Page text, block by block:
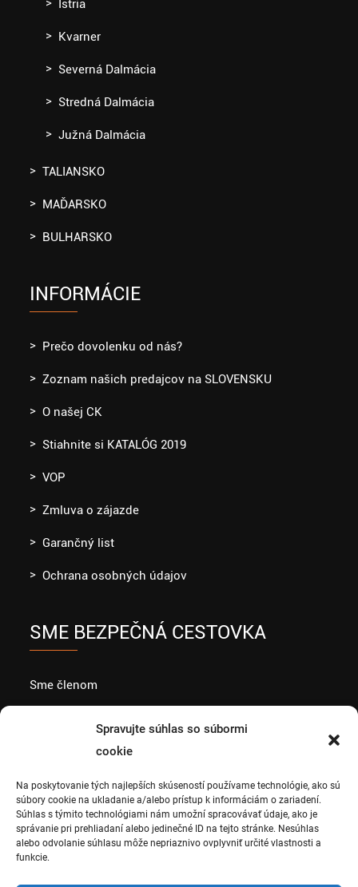
Spravujte súhlas so súbormi
cookie
Na poskytovanie tých najlepších skúseností používame technológie, ako sú
súbory cookie na ukladanie a/alebo prístup k informáciám o zariadení.
Súhlas s týmito technológiami nám umožní spracovávať údaje, ako je
správanie pri prehliadaní alebo jedinečné ID na tejto stránke. Nesúhlas
alebo odvolanie súhlasu môže nepriaznivo ovplyvniť určité vlastnosti a
funkcie.
Istria
Kvarner
Severná Dalmácia
Stredná Dalmácia
Južná Dalmácia
TALIANSKO
MAĎARSKO
BULHARSKO
INFORMÁCIE
Prečo dovolenku od nás?
Zoznam našich predajcov na SLOVENSKU
O našej CK
Stiahnite si KATALÓG 2019
VOP
Zmluva o zájazde
Garančný list
Ochrana osobných údajov
SME BEZPEČNÁ CESTOVKA
Sme členom
Partneri